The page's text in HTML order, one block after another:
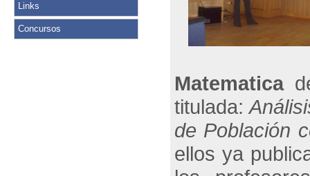
Links
Concursos
Matematica
titulada:
de Población
ellos ya